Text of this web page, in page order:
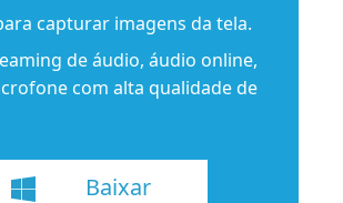
capturar imagens da tela.
de áudio, áudio online,
com alta qualidade de
Baixar